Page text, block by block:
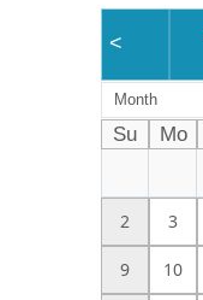
<
Month
Su Mo
2 3
9 10